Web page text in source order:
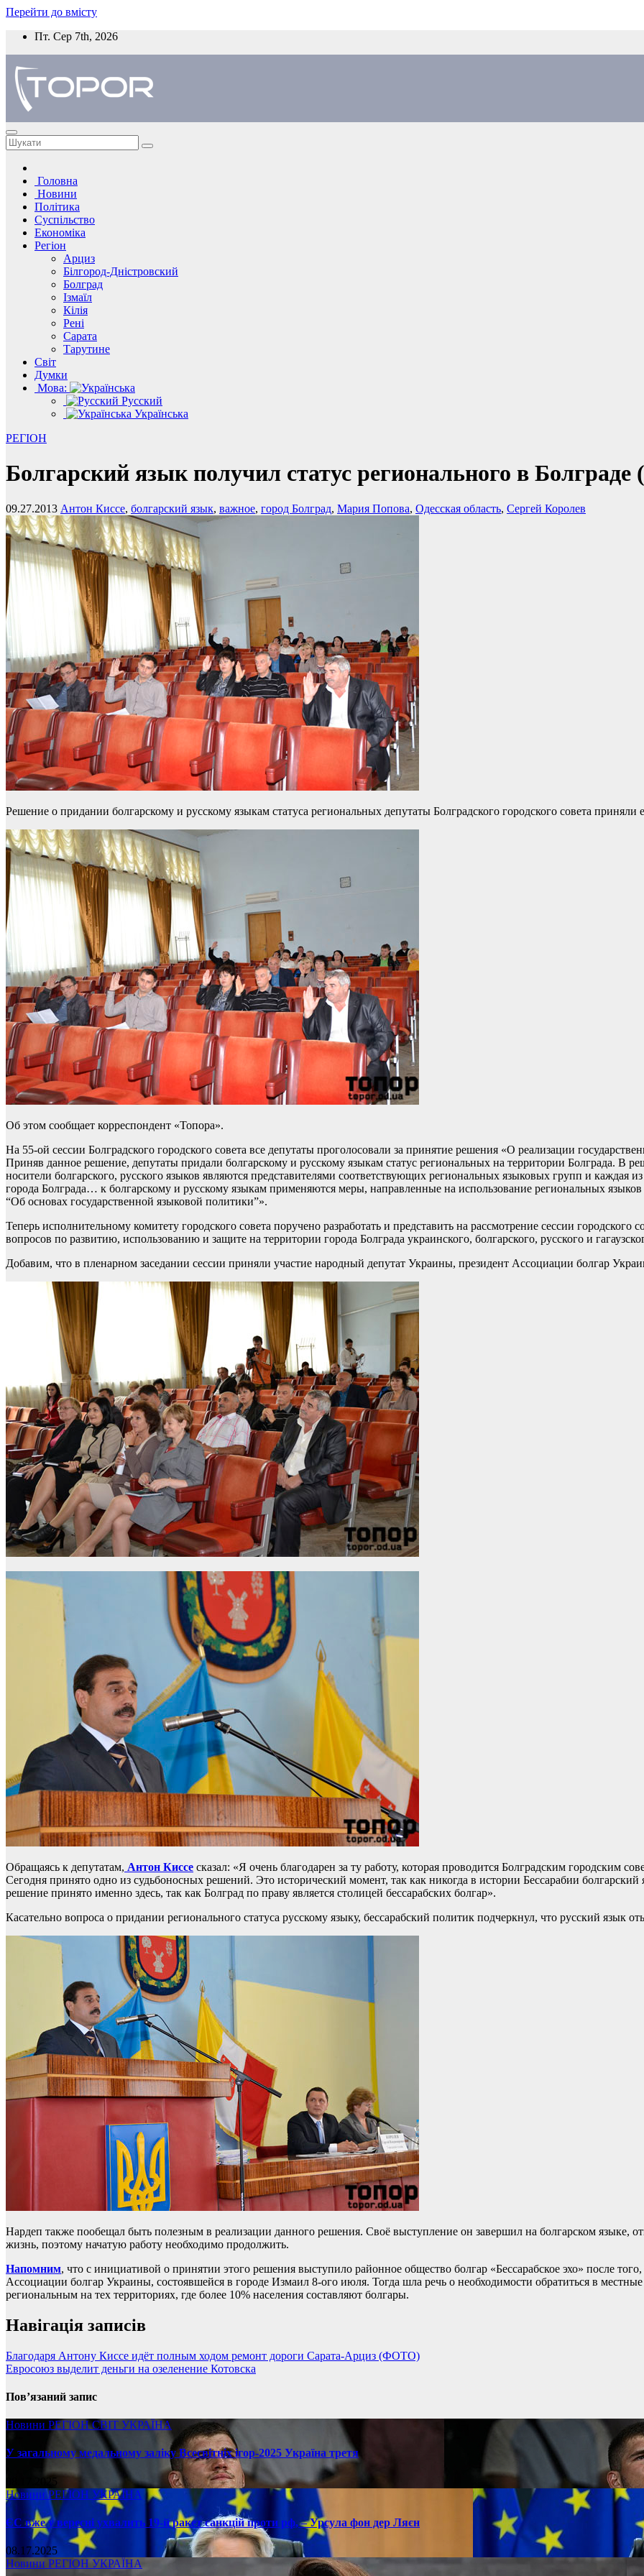
Перейти до вмісту
Пт. Сер 7th, 2026
Головна
Новини
Політика
Суспільство
Економіка
Регіон
Арциз
Білгород-Дністровский
Болград
Ізмаїл
Кілія
Рені
Сарата
Тарутине
Світ
Думки
Мова:
Русский
Українська
РЕГІОН
Болгарский язык получил статус регионального в
09.27.2013 Антон Киссе, болгарский язык, важное, город Болград, Мария Попова, Одесская область, Сергей Королев
Решение о придании болгарскому и русскому языкам статуса региональных депутаты Болградского городского совета приняли
Об этом сообщает корреспондент «Топора».
На 55-ой сессии Болградского городского совета все депутаты проголосовали за принятие решения «О реализации
Приняв данное решение, депутаты придали болгарскому и русскому языкам статус региональных на территории Болграда. В
носители болгарского, русского языков являются представителями соответствующих региональных языковых групп и каждая
города Болграда… к болгарскому и русскому языкам применяются меры, направленные на использование региональных
“Об основах государственной языковой политики”».
Теперь исполнительному комитету городского совета поручено разработать и представить на рассмотрение сессии
вопросов по развитию, использованию и защите на территории города Болграда украинского, болгарского, русского и
Добавим, что в пленарном заседании сессии приняли участие народный депутат Украины, президент Ассоциации болгар
Обращаясь к депутатам, Антон Киссе сказал: «Я очень благодарен за ту работу, которая проводится Болградским городским
Сегодня принято одно из судьбоносных решений. Это исторический момент, так как никогда в истории Бессарабии
решение принято именно здесь, так как Болград по праву является столицей бессарабских болгар».
Касательно вопроса о придании регионального статуса русскому языку, бессарабский политик подчеркнул, что русский язык
Нардеп также пообещал быть полезным в реализации данного решения. Своё выступление он завершил на болгарском языке,
жизнь, поэтому начатую работу необходимо продолжить.
Напомним, что с инициативой о принятии этого решения выступило районное общество болгар «Бессарабское эхо» после
Ассоциации болгар Украины, состоявшейся в городе Измаил 8-ого июля. Тогда шла речь о необходимости обратиться в
региональным на тех территориях, где более 10% населения составляют болгары.
Навігація записів
Благодаря Антону Киссе идёт полным ходом ремонт дороги Сарата-Арциз (ФОТО)
Евросоюз выделит деньги на озеленение Котовска
Пов’язаний запис
Новини РЕГІОНСВІТ УКРАЇНА
У загальному медальному заліку Всесвітніх ігор-2025 Україна третя
08.17.2025
НовиниРЕГІОН УКРАЇНА
ЄС вже у вересні ухвалить 19-й ракет санкцій проти рф, – Урсула фон дер Ляєн
08.17.2025
Новини РЕГІОН УКРАЇНА